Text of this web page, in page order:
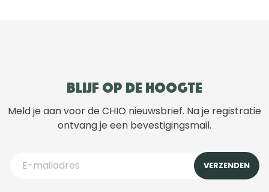
Blijf op de hoogte
Meld je aan voor de CHIO nieuwsbrief. Na je registratie
ontvang je een bevestigingsmail.